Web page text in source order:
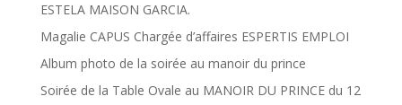
ESTELA MAISON GARCIA.
Magalie CAPUS Chargée d’affaires ESPERTIS EMPLOI
Album photo de la soirée au manoir du prince
Soirée de la Table Ovale au MANOIR DU PRINCE du 12